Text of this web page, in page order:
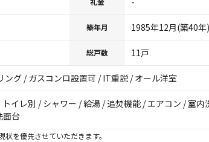
築年月 1985年12月(築40年)
総戸数 11戸
ング / ガスコンロ設置可 / IT重説 / オール洋室
イレ別 / シャワー / 給湯 / 追焚機能 / エアコン / 室
面台
を優先させていただきます。